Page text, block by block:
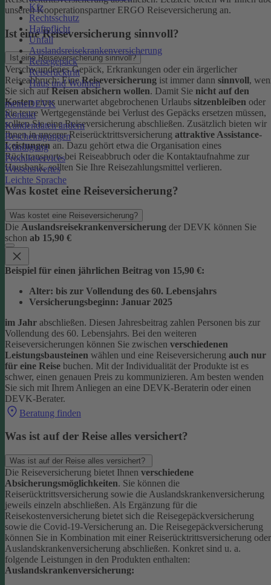
Kfz
Rechtsschutz
Haftpflicht
Unfall
Auslandsreisekrankenversicherung
Reisegepäck
Reiserücktritt
Haus und Wohnen
meineDEVK
Kontakt
Kundendaten ändern
Bescheinigungen
Kündigung
Produktservices
Wissenswertes
Leichte Sprache
unseren Kooperationspartner ERGO Reiseversicherung an.
Ist eine Reiseversicherung sinnvoll?
Ist eine Reiseversicherung sinnvoll?
Verschwundenes Gepäck, Erkrankungen oder ein ärgerlicher
Reiseabbruch: EineReiseversicherung ist immer dann sinnvoll,
Sie sich aufReisen absichern wollen. Damit Sie nicht auf den
Kosteneines unerwartet abgebrochenen Urlaubs sitzenbleiben oder
Sie teure Wertgegenstände bei Verlust des Gepäcks ersetzen müssen,
sollten Sie eine Reiseversicherung abschließen. Zusätzlich bieten wir
Ihnen in unserer Reiserücktrittsversicherung attraktive Assistance-
Leistungen an. Dazu gehört etwa die Organisation eines
Rücktransports bei Reiseabbruch oder die Kontaktaufnahme zur
Hausbank, sollten Sie Ihre Reisezahlungsmittel verlieren.
Was kostet eine Reiseversicherung?
Was kostet eine Reiseversicherung?
Die Auslandsreisekrankenversicherung der DEVK können Sie
schon ab 15,90 €
Beispiel für einen jährlichen Beitrag von 15,90 €:
Alter: bis zur Vollendung des 60. Lebensjahrs
Versicherungsbeginn: Januar 2025
im Jahr abschließen. Diesen Jahresbeitrag zahlen Personen bis zur
Vollendung des 60. Lebensjahrs. Bei den weiteren
Reiseversicherungen können Sie zwischen verschiedenen
Leistungsbausteinen wählen und eine Reiseversicherung auch nur
für eine Reise buchen. Mit der Individualität der Produkte ist es
schwer, einen genauen Preis zu kommunizieren. Am besten wenden
Sie sich mit Ihrem Anliegen an eine DEVK-Beraterin oder einen
DEVK-Berater.
Beratung finden
Was ist auf der Reise alles versichert?
Was ist auf der Reise alles versichert?
Die Reiseversicherung bietet Ihnen verschiedene
Absicherungsmöglichkeiten. Sie können die
Reiserücktrittsversicherung sowie die Auslandskrankenversicherung
jeweils einzeln abschließen. Als Ergänzung für die
Reisekostenversicherung bietet sich die Reisegepäckversicherung
sowie die Covid-19-Versicherung an. Die Reisegepäckversicherung
können Sie in Kombination mit einer Reiserücktrittsversicherung oder
Auslandskrankenversicherung abschließen. Konkret sind u. a.
folgende Leistungen in den Produkten enthalten:
Auslandskrankenversicherung: